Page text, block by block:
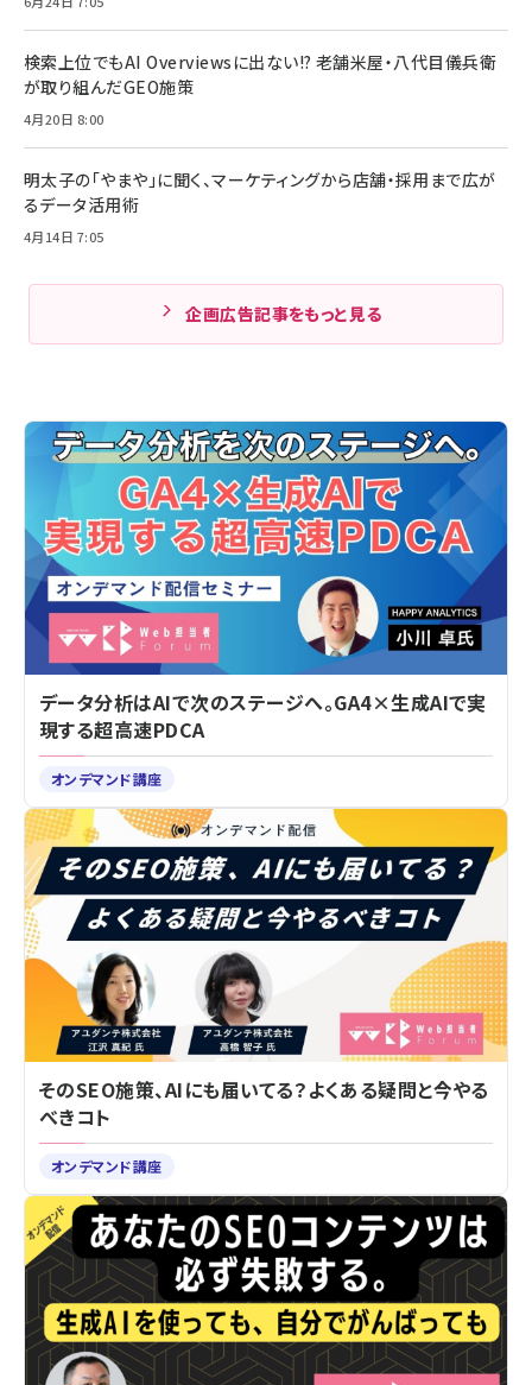
検索上位でもAI Overviewsに出ない!? 老舗米屋・八代目儀兵衛
が取り組んだGEO施策
4月20日 8:00
明太子の「やまや」に聞く、マーケティングから店舗・採用まで広が
るデータ活用術
4月14日 7:05
企画広告記事をもっと見る
データ分析はAIで次のステージへ。GA4×生成AIで実
現する超高速PDCA
オンデマンド講座
そのSEO施策、AIにも届いてる？よくある疑問と今やる
べきコト
オンデマンド講座